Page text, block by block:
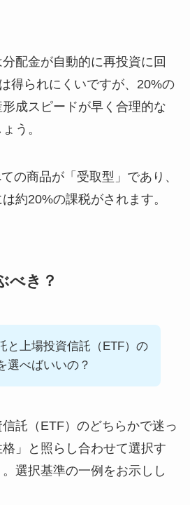
分配金が自動的に再投資に回
得られにくいですが、20%の
成スピードが早く合理的な
う。
の商品が「受取型」であり、
約20%の課税がされます。
べき？
と上場投資信託（ETF）の
選べばいいの？
託（ETF）のどちらかで迷っ
」と照らし合わせて選択す
選択基準の一例をお示しし